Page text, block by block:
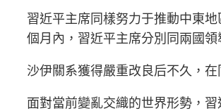
習近平主席同樣努力于推動中東
個月內，習近平主席分別同兩國領
沙伊關系獲得嚴重改良后不久，
面對當前變亂交織的世界形勢，